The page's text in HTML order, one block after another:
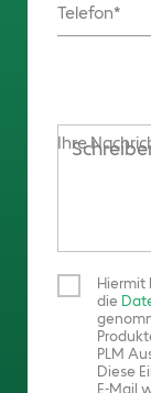
Telefon
Ihre
Hiermit
die
PLM
Diese
E-Mail